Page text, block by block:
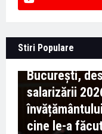
Stiri Populare
Context
Marian
București,
salarizării
cine le-a